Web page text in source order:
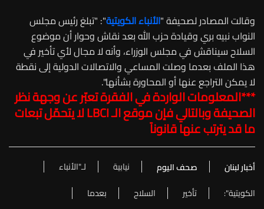
وقالت المصادر لصحيفة "الأنباء الكويتية": "تبلغ رئيس مجلس
النواب نبيه بري وقيادة حزب الله بعد نقاش وحوار أن موضوع
السلاح سيناقش في مجلس الوزراء، وأنه لا مجال لأي تأخير في
هذا الملف بعدما وصلت المساعي والاتصالات الدولية إلى نقطة
لا يمكن التراجع عنها أو المحاورة بشأنها".
***المعلومات الواردة في الفقرة تعبّر عن وجهة نظر
الصحيفة وبالتالي فإن موقع الـLBCIلا يتحمّل تبعات
ما قد يترتب عنها قانوناً
أخبار لبنان صحف اليوم نيابية
لـ"الأنباء
الكويتية":
تأخير السلاح
بعدما